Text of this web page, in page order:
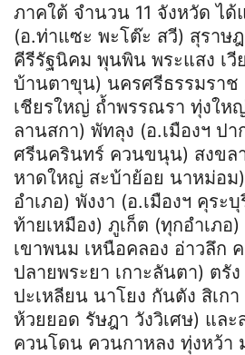
ภาคใต้ จำนวน 11 จังหวัด ไ
(อ.ท่าแซะ พะโต๊ะ สวี) สุราษ
คีรีรัฐนิคม พุนพิน พระแสง เวี
บ้านตาขุน) นครศรีธรรมราช
เชียรใหญ่ ถ้ำพรรณรา ทุ่งให
ลานสกา) พัทลุง (อ.เมืองฯ ป
ศรีนครินทร์ ควนขนุน) สงขล
หาดใหญ่ สะบ้าย้อย นาหม่อม
อำเภอ) พังงา (อ.เมืองฯ คุระ
ท้ายเหมือง) ภูเก็ต (ทุกอำเภอ)
เขาพนม เหนือคลอง อ่าวลึก
ปลายพระยา เกาะลันตา) ตรัง
ปะเหลียน นาโยง กันตัง สิเก
ห้วยยอด รัษฎา วังวิเศษ) และ
ควนโดน ควนกาหลง ทุ่งหว้า